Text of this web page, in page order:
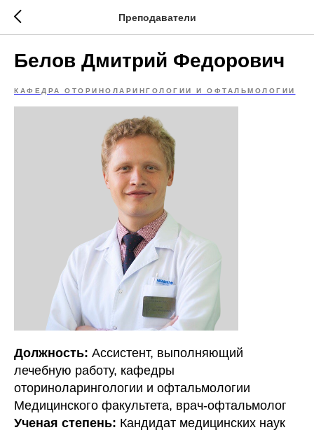
Преподаватели
Белов Дмитрий Федорович
КАФЕДРА ОТОРИНОЛАРИНГОЛОГИИ И ОФТАЛЬМОЛОГИИ
Должность: Ассистент, выполняющий
лечебную работу, кафедры
оториноларингологии и офтальмологии
Медицинского факультета, врач-офтальмолог
Ученая степень: Кандидат медицинских наук